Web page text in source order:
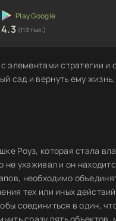
4.3 (113 тыс.)
элементами стратегии и
сад и вернуть ему
Роуз, которая стала
не ухаживал и он
необходимо
тех или иных
соединиться в один,